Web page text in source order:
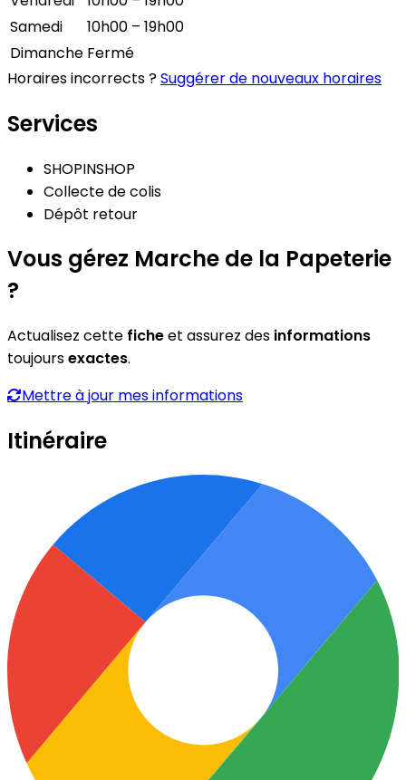
Samedi
10h00 – 19h00
Dimanche Fermé
Horaires incorrects ?Suggérer de nouveaux horaires
Services
SHOPINSHOP
Collecte de colis
Dépôt retour
Vous gérez Marche de la Papeterie
?
Actualisez cette ficheet assurez des informations
toujoursexactes.
Mettre à jour mes informations
Itinéraire